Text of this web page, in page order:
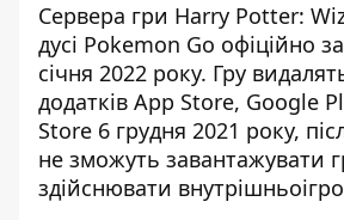
Сервера гри Harry Potter:
дусі Pokemon Go офіційно
січня 2022 року. Гру
додатків App Store, Google
Store 6 грудня 2021 року,
не зможуть завантажувати
здійснювати